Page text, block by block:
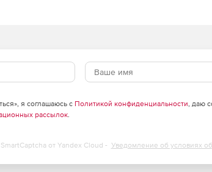
я соглашаюсь с Политикой конфиденциальности, даю
рассылок.
от Yandex Cloud - Уведомление об условиях